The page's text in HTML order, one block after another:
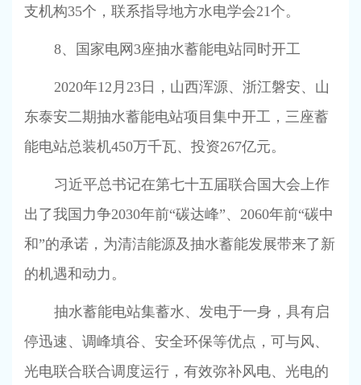
支机构35个，联系指导地方水电学会21个。
8、国家电网 3座抽水蓄能电站同时开工
2020年12 月23 日，山西浑源、浙江磐安、山
东泰安二期抽水蓄能电站项目集中开工，三座蓄
能电站总装机450万千瓦、投资267亿元。
习近平总书记在第七十五届联合国大会上作
出了我国力争2030年前“碳达峰”、 2060年前“碳中
和”的承诺，为清洁能源及抽水蓄能发展带来了新
的机遇和动力。
抽水蓄能电站集蓄水、发电于一身，具有启
停迅速、调峰填谷、安全环保等优点，可与风、
光电联合联合调度运行，有效弥补风电、光电的